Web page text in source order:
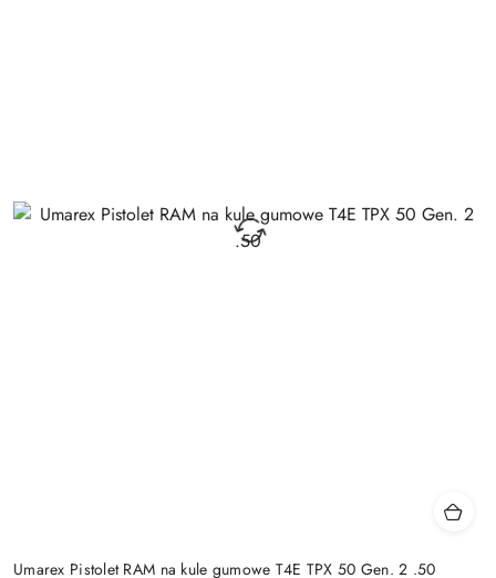
Umarex Pistolet RAM na kule gumowe T4E TPX 50 Gen. 2 .50